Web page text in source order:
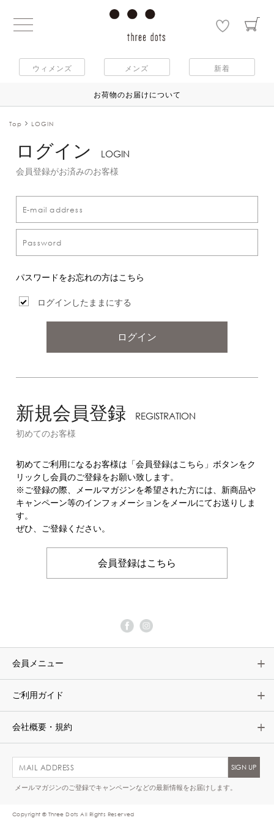
ウィメンズ メンズ 新着
お荷物のお届けについて
Top LOGIN
ログイン LOGIN
会員登録がお済みのお客様
パスワードをお忘れの方はこちら
ログインしたままにする
ログイン
新規会員登録 REGISTRATION
初めてのお客様
初めてご利用になるお客様は「会員登録はこちら」ボタンをク
リックし会員のご登録をお願い致します。
※ご登録の際、メールマガジンを希望された方には、新商品や
キャンペーン等のインフォメーションをメールにてお送りしま
す。
ぜひ、ご登録ください。
会員登録はこちら
会員メニュー
ご利用ガイド
会社概要・規約
メールマガジンのご登録でキャンペーンなどの最新情報をお届けします。
Copyright © Three Dots All Rights Reserved